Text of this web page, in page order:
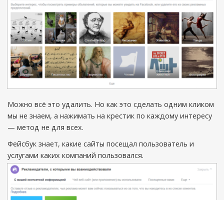
Можно всё это удалить. Но как это сделать одним кликом
мы не знаем, а нажимать на крестик по каждому интересу
— метод не для всех.
Фейсбук знает, какие сайты посещал пользователь и
услугами каких компаний пользовался.